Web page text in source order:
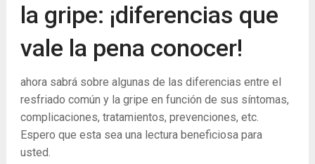
la gripe: ¡diferencias que
vale la pena conocer!
ahora sabrá sobre algunas de las diferencias entre el
resfriado común y la gripe en función de sus síntomas,
complicaciones, tratamientos, prevenciones, etc.
Espero que esta sea una lectura beneficiosa para
usted.